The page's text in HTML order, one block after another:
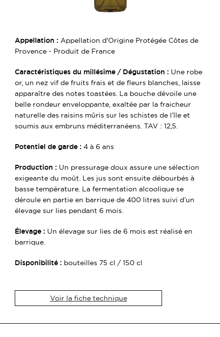
Appellation : Appellation d'Origine Protégée Côtes de
Provence - Produit de France
Caractéristiques du millésime / Dégustation : Une robe
or, un nez vif de fruits frais et de fleurs blanches, laisse
apparaître des notes toastées. La bouche dévoile une
belle rondeur enveloppante, exaltée par la fraicheur
naturelle des raisins mûris sur les schistes de l’île et
soumis aux embruns méditerranéens. TAV : 12,5.
Potentiel de garde : 4 à 6 ans
Production : Un pressurage doux assure une sélection
exigeante du moût. Les jus sont ensuite débourbés à
basse température. La fermentation alcoolique se
déroule en partie en barrique de 400 litres suivi d’un
élevage sur lies pendant 6 mois.
Élevage : Un élevage sur lies de 6 mois est réalisé en
barrique.
Disponibilité : bouteilles 75 cl / 150 cl
Voir la fiche technique